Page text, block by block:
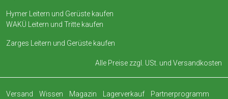
Hymer Leitern und Gerüste kaufen
WAKÜ Leitern und Tritte kaufen
Zarges Leitern und Gerüste kaufen
Alle Preise zzgl. USt. und Versandkosten
Versand Wissen Magazin Lagerverkauf
Partnerprogramm